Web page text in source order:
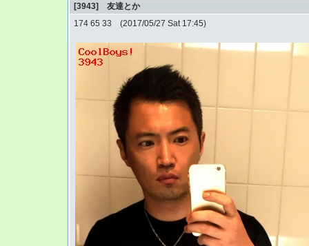
[3943] 友達とか
174 65 33 (2017/05/27 Sat 17:45)